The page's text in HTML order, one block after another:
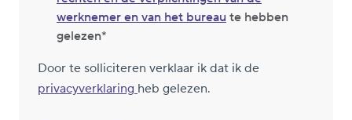
werknemer en van het bureau te hebben
gelezen
Door te solliciteren verklaar ik dat ik de
privacyverklaring heb gelezen.